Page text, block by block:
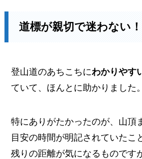
道標が親切で迷わない！
登山道のあちこちにわかりやす
ていて、ほんとに助かりました。
特にありがたかったのが、山頂
目安の時間が明記されていたこ
残りの距離が気になるものです